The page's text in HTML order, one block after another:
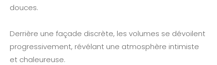
douces.
Derrière une façade discrète, les volumes se dévoilent
progressivement, révélant une atmosphère intimiste
et chaleureuse.